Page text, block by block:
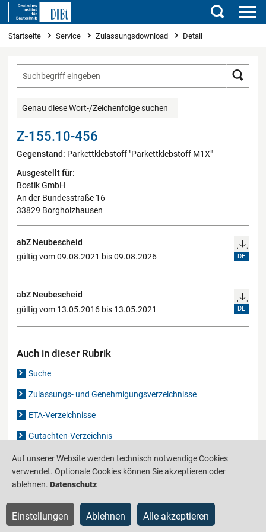
Suchen
Sie sind hier
Startseite Service Zulassungsdownload Detail
Genau diese Wort-/Zeichenfolge suchen
Z-155.10-456
Gegenstand: Parkettklebstoff "Parkettklebstoff M1X"
Ausgestellt für:
Bostik GmbH
An der Bundesstraße 16
33829 Borgholzhausen
abZ Neubescheid
gültig vom 09.08.2021 bis 09.08.2026
DE
abZ Neubescheid
gültig vom 13.05.2016 bis 13.05.2021
DE
Auch in dieser Rubrik
Suche
Zulassungs- und Genehmigungsverzeichnisse
ETA-Verzeichnisse
Gutachten-Verzeichnis
Produktinformationsstelle für das Bauwesen IS-ARGEBAU
Auf unserer Website werden technisch notwendige Cookies
verwendet. Optionale Cookies können Sie akzeptieren oder
ablehnen. Datenschutz
Einstellungen Ablehnen Alle akzeptieren